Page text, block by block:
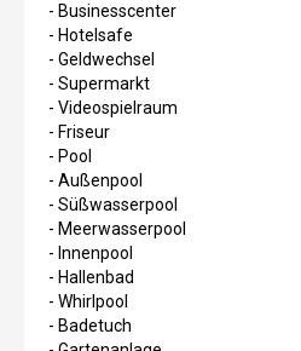
- Businesscenter
- Hotelsafe
- Geldwechsel
- Supermarkt
- Videospielraum
- Friseur
- Pool
- Außenpool
- Süßwasserpool
- Meerwasserpool
- Innenpool
- Hallenbad
- Whirlpool
- Badetuch